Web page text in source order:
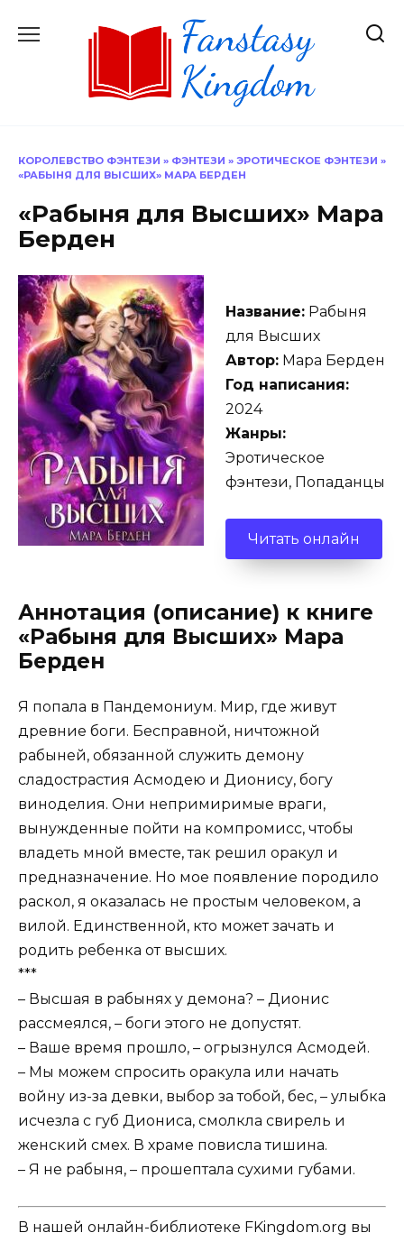
КОРОЛЕВСТВО ФЭНТЕЗИ » ФЭНТЕЗИ » ЭРОТИЧЕСКОЕ ФЭНТЕЗИ »
«РАБЫНЯ ДЛЯ ВЫСШИХ» МАРА БЕРДЕН
«Рабыня для Высших» Мара
Берден
Название: Рабыня
для Высших
Автор: Мара Берден
Год написания:
2024
Жанры:
Эротическое
фэнтези, Попаданцы
Читать онлайн
Аннотация (описание) к книге
«Рабыня для Высших» Мара
Берден
Я попала в Пандемониум. Мир, где живут
древние боги. Бесправной, ничтожной
рабыней, обязанной служить демону
сладострастия Асмодею и Дионису, богу
виноделия. Они непримиримые враги,
вынужденные пойти на компромисс, чтобы
владеть мной вместе, так решил оракул и
предназначение. Но мое появление породило
раскол, я оказалась не простым человеком, а
вилой. Единственной, кто может зачать и
родить ребенка от высших.
***
– Высшая в рабынях у демона? – Дионис
рассмеялся, – боги этого не допустят.
– Ваше время прошло, – огрызнулся Асмодей.
– Мы можем спросить оракула или начать
войну из-за девки, выбор за тобой, бес, – улыбка
исчезла с губ Диониса, смолкла свирель и
женский смех. В храме повисла тишина.
– Я не рабыня, – прошептала сухими губами.
В нашей онлайн-библиотеке FKingdom.org вы